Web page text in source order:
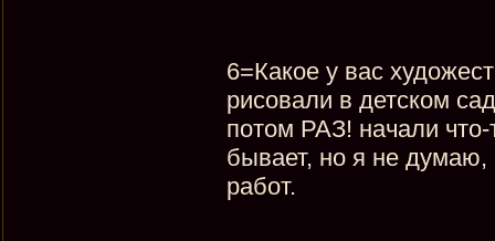
6=Какое у вас
рисовали в детском
потом РАЗ! начали
бывает, но я не думаю,
работ.